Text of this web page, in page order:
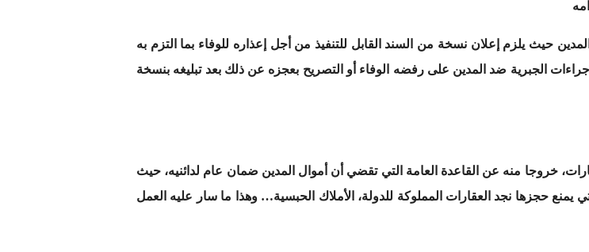
حيث يلزم إعلان نسخة من السند القابل للتنفيذ من أجل إعذاره للوفاء بما التزم به
الجبرية ضد المدين على رفضه الوفاء أو التصريح بعجزه عن ذلك بعد تبليغه بنسخة
خروجا منه عن القاعدة العامة التي تقضي أن أموال المدين ضمان عام لدائنيه، حيث
يمنع حجزها نجد العقارات المملوكة للدولة، الأملاك الحبسية… وهذا ما سار عليه العمل